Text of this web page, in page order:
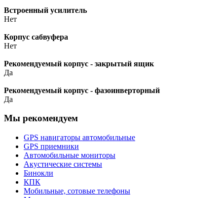
Встроенный усилитель
Нет
Корпус сабвуфера
Нет
Рекомендуемый корпус - закрытый ящик
Да
Рекомендуемый корпус - фазоинверторный
Да
Мы рекомендуем
GPS навигаторы автомобильные
GPS приемники
Автомобильные мониторы
Акустические системы
Бинокли
КПК
Мобильные, сотовые телефоны